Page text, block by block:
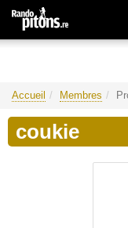
Accueil Membres
coukie